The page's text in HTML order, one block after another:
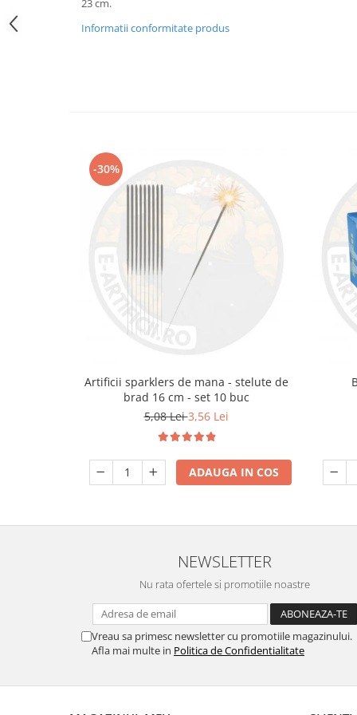
23 cm.
Informatii conformitate produs
-30%
Artificii sparklers de mana - stelute de
brad 16 cm - set 10 buc
5,08 Lei3,56 Lei
ADAUGA IN COS
NEWSLETTER
Nu rata ofertele si promotiile noastre
Vreau sa primesc newsletter cu promotiile magazinului.
Afla mai multe in Politica de Confidentialitate